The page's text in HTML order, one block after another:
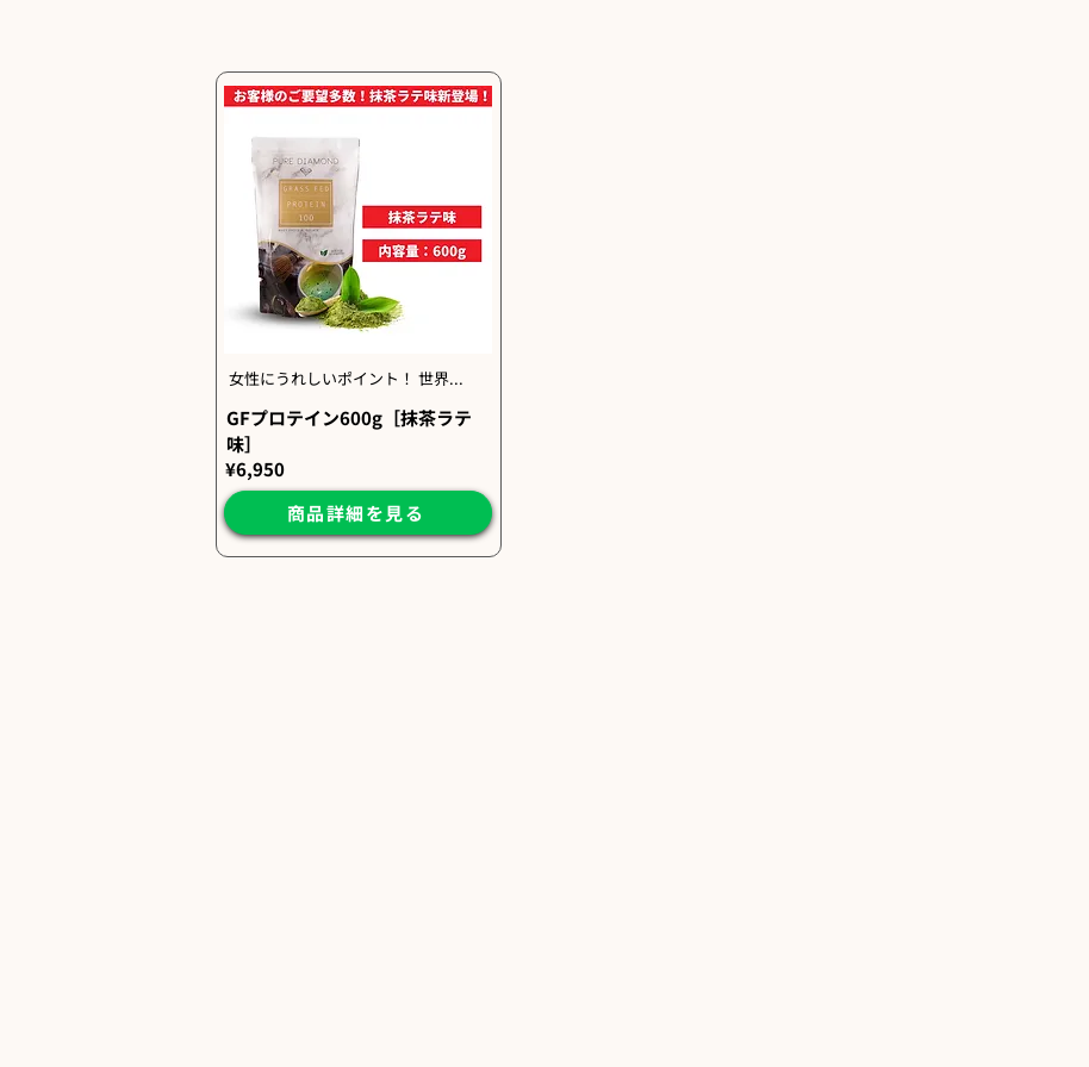
女性にうれしいポイント！ 世界...
GFプロテイン600g［抹茶ラテ
味］
¥6,950
商品詳細を見る